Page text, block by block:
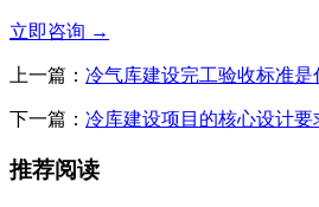
立即咨询 →
上一篇： 冷气库建设完工验收标准是
下一篇： 冷库建设项目的核心设计要
推荐阅读